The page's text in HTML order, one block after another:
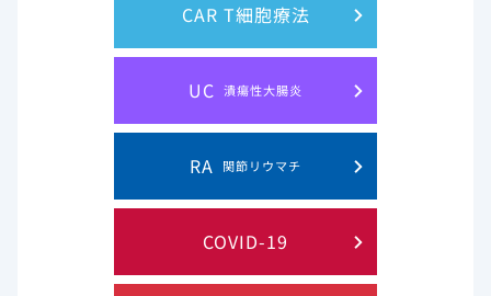
このウェブサイト上に含まれる情報は、医師または薬剤師による指導に
プライバシー・ステイトメン
サイトマップ
CAR T細胞療法
UC 潰瘍性大腸炎
RA 関節リウマチ
COVID-19